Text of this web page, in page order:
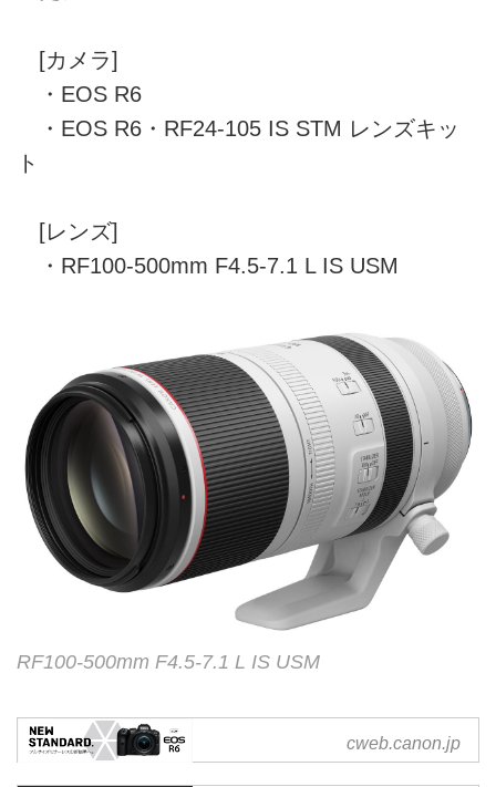
[カメラ]
・EOS R6
・EOS R6・RF24-105 IS STM レンズキッ
ト
[レンズ]
・RF100-500mm F4.5-7.1 L IS USM
RF100-500mm F4.5-7.1 L IS USM
キヤノン：EOS R6 ｜ 概要
cweb.canon.jp